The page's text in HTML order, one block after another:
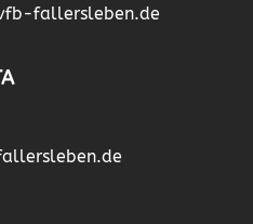
fallersleben.de